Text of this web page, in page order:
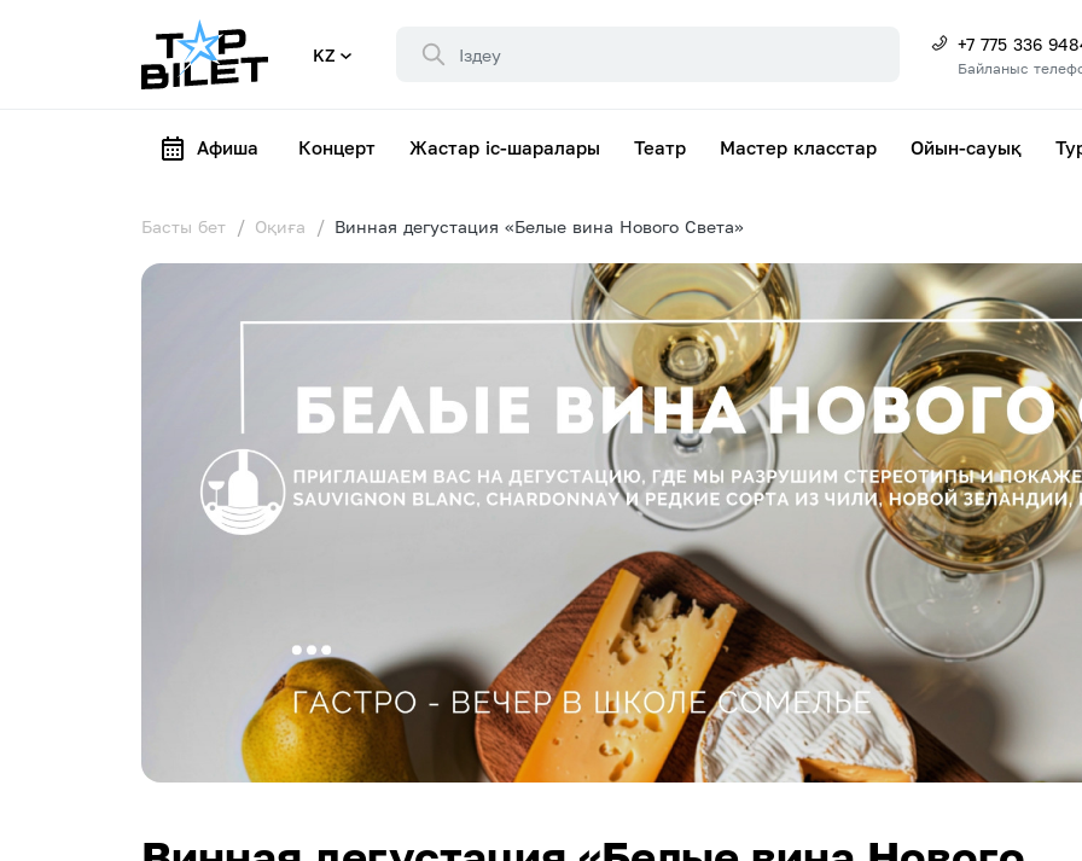
KZ +7 775 336
Байланыс
Афиша Концерт Жастар іс-шаралары Театр Мастер класстар Ойын-сауық
Басты бет Оқиға Винная дегустация «Белые вина Нового Света»